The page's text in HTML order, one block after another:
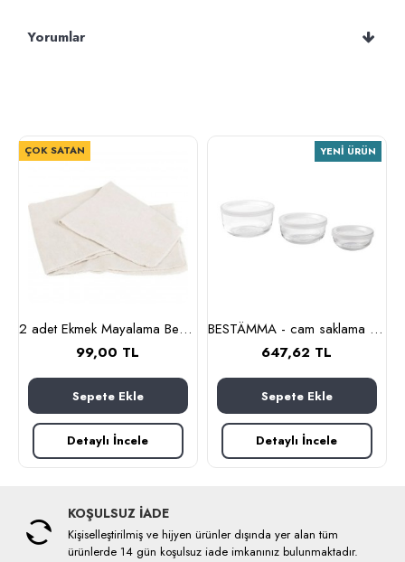
Yorumlar
ÇOK SATAN
2 adet Ekmek Mayalama Bezi 50x70 cm, %100 Pamuk Amerikan Pasa Bezi
99,00 TL
Sepete Ekle
Detaylı İncele
YENI ÜRÜN
BESTÄMMA - cam saklama kabı seti (cam)
647,62 TL
Sepete Ekle
Detaylı İncele
KOŞULSUZ İADE
Kişiselleştirilmiş ve hijyen ürünler dışında yer alan tüm
ürünlerde 14 gün koşulsuz iade imkanınız bulunmaktadır.